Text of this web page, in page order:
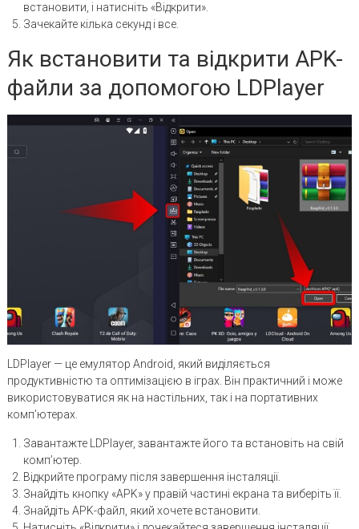
встановити, і натисніть «Відкрити».
Зачекайте кілька секунд і все.
Як встановити та відкрити APK-
файли за допомогою LDPlayer
LDPlayer — це емулятор Android, який виділяється
продуктивністю та оптимізацією в іграх. Він практичний і може
використовуватися як на настільних, так і на портативних
комп’ютерах.
Завантажте LDPlayer, завантажте його та встановіть на свій
комп’ютер.
Відкрийте програму після завершення інсталяції.
Знайдіть кнопку «APK» у правій частині екрана та виберіть її.
Знайдіть APK-файл, який хочете встановити.